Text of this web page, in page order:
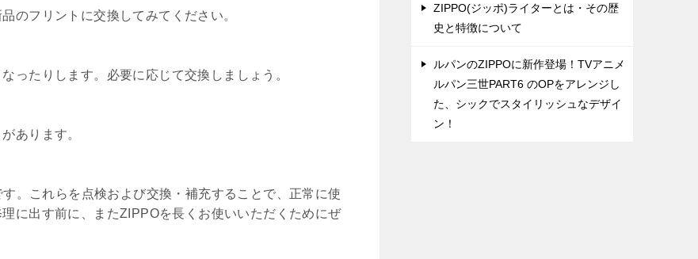
のフリントに交換してみてください。
ったりします。必要に応じて交換しましょう。
あります。
。これらを点検および交換・補充することで、正常に使
に出す前に、またZIPPOを長くお使いいただくためにぜ
ZIPPO(ジッポ)ライターとは・その歴
史と特徴について
ルパンのZIPPOに新作登場！TVアニメ
ルパン三世PART6 のOPをアレンジし
た、シックでスタイリッシュなデザイ
ン！